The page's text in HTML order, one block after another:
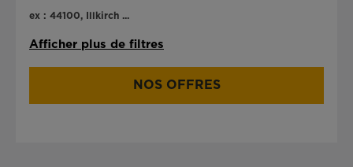
ex : 44100, Illkirch ...
Afficher plus de filtres
NOS OFFRES